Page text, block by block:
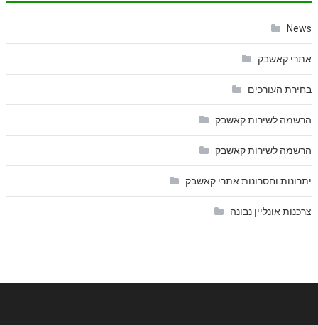
News
אתרי קאשבק
בחירת העורכים
הרשמה לשירות קאשבק
הרשמה לשירות קאשבק
יתרונות וחסרונות אתרי קאשבק
צרכנות אונליין נבונה